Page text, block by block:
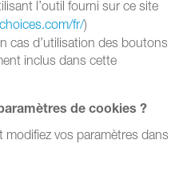
l’outil fourni sur ce site
fr/)
cas d’utilisation des boutons
inclus dans cette
de cookies ?
modifiez vos paramètres dans